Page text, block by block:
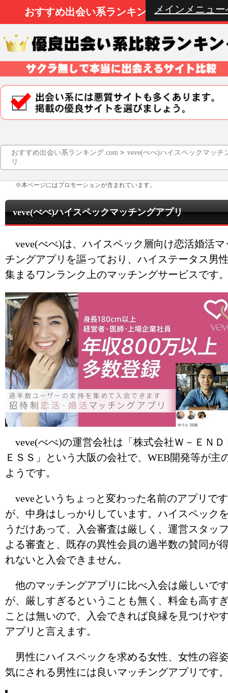
メインメニュー
おすすめ出会い系ランキング.com
おすすめ出会い系ランキング.com > veve(べべ)ハイスペックマッチ
リ
※本ページにはプロモーションが含まれています。
veve(べべ)ハイスペックマッチングアプリ
veve(べべ)は、ハイスペック層向け恋活婚活マ
チングアプリを謳っており、ハイステータス男
集まるワンランク上のマッチングサービスです
veve(べべ)の運営会社は「 株式会社Ｗ－ＥＮＤ
ＥＳＳ 」という大阪の会社で、WEB開発等が主
ようです。
veveというちょっと変わった名前のアプリです
が、中身はしっかりしています。ハイスペック
うだけあって、入会審査は厳しく、運営スタッ
よる審査と、既存の異性会員の過半数の賛同が
れないと入会できません。
他のマッチングアプリに比べ入会は厳しいで
が、厳しすぎるということも無く、料金も高す
ことは無いので、入会できれば良縁を見つけや
アプリと言えます。
男性にハイスペックを求める女性、女性の容
気にされる男性には良いマッチングアプリです